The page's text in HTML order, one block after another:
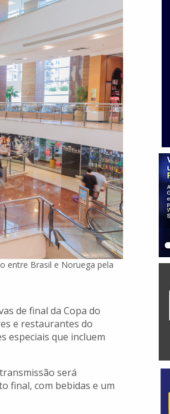
entre Brasil e Noruega pela
de final da Copa do
e restaurantes do
especiais que incluem
será
final, com bebidas e um